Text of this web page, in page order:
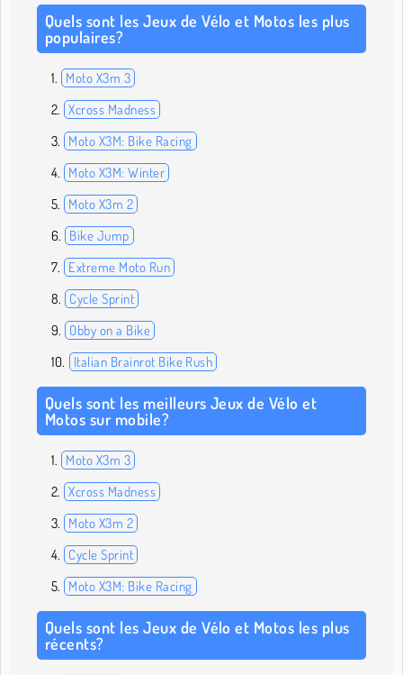
Quels sont les Jeux de Vélo et Motos les plus
populaires?
Moto X3m 3
Xcross Madness
Moto X3M: Bike Racing
Moto X3M: Winter
Moto X3m 2
Bike Jump
Extreme Moto Run
Cycle Sprint
Obby on a Bike
Italian Brainrot Bike Rush
Quels sont les meilleurs Jeux de Vélo et
Motos sur mobile?
Moto X3m 3
Xcross Madness
Moto X3m 2
Cycle Sprint
Moto X3M: Bike Racing
Quels sont les Jeux de Vélo et Motos les plus
récents?